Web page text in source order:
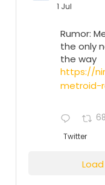
1 Jul
Rumor:
the only
the way
https://
metroid-
68
Twitter